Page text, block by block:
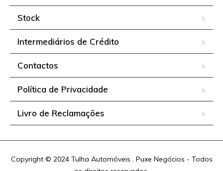
Stock
Intermediários de Crédito
Contactos
Política de Privacidade
Livro de Reclamações
Copyright © 2024 Tulha Automóveis . Puxe Negócios - Todos